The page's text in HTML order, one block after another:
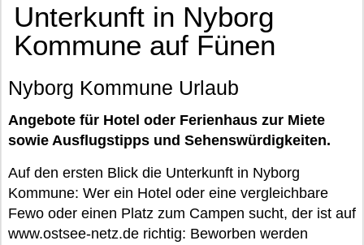
Unterkunft in Nyborg
Kommune auf Fünen
Nyborg Kommune Urlaub
Angebote für Hotel oder Ferienhaus zur Miete
sowie Ausflugstipps und Sehenswürdigkeiten.
Auf den ersten Blick die Unterkunft in Nyborg
Kommune: Wer ein Hotel oder eine vergleichbare
Fewo oder einen Platz zum Campen sucht, der ist auf
www.ostsee-netz.de richtig: Beworben werden